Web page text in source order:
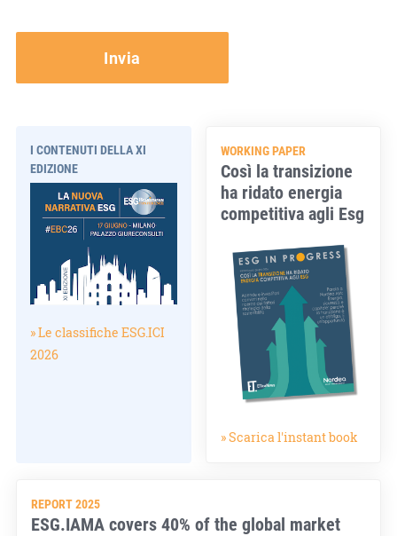
I CONTENUTI DELLA XI
EDIZIONE
» Le classifiche ESG.ICI
2026
WORKING PAPER
Così la transizione
ha ridato energia
competitiva agli Esg
» Scarica l'instant book
REPORT 2025
ESG.IAMA covers 40% of the global market